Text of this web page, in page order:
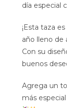
día especial
¡Esta taza
año lleno de
Con su
buenos
Agrega un
más